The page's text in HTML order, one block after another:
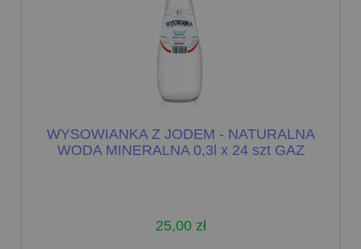
WYSOWIANKA Z JODEM - NATURALNA
WODA MINERALNA 0,3l x 24 szt GAZ
25,00 zł